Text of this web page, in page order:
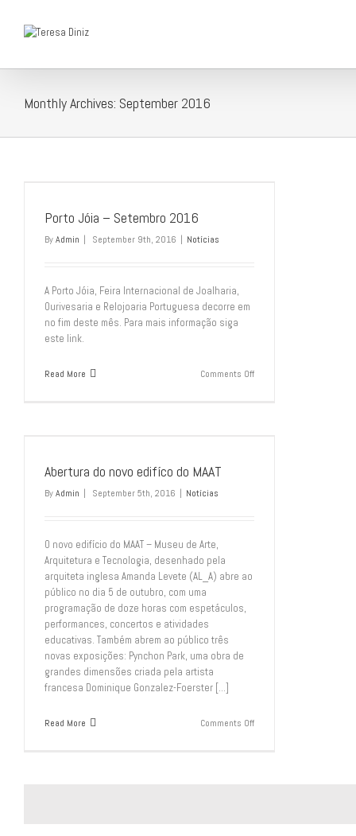
Monthly Archives: September 2016
Porto Jóia – Setembro 2016
ByAdmin | September 9th, 2016 | Notícias
A Porto Jóia, Feira Internacional de Joalharia,
Ourivesaria e Relojoaria Portuguesa decorre em
no fim deste mês. Para mais informação siga
este link.
Read More Comments Offon
Abertura do novo edifíco do MAAT
ByAdmin | September 5th, 2016 | Notícias
O novo edifício do MAAT – Museu de Arte,
Arquitetura e Tecnologia, desenhado pela
arquiteta inglesa Amanda Levete (AL_A) abre ao
público no dia 5 de outubro, com uma
programação de doze horas com espetáculos,
performances, concertos e atividades
educativas. Também abrem ao público três
novas exposições: Pynchon Park, uma obra de
grandes dimensões criada pela artista
francesa Dominique Gonzalez-Foerster [...]
Read More Comments Offon